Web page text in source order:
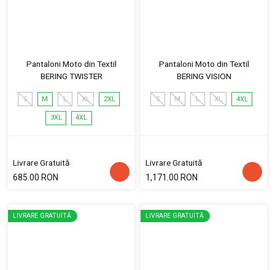
Pantaloni Moto din Textil
BERING TWISTER
S M L XL 2XL
3XL 4XL
Livrare Gratuită
685.00 RON
Pantaloni Moto din Textil
BERING VISION
S M L XL 4XL
Livrare Gratuită
1,171.00 RON
LIVRARE GRATUITĂ LIVRARE GRATUITĂ